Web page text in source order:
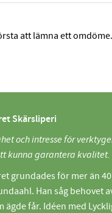
att lämna ett omdöme.
Skärsliperi
och intresse för
kunna garantera kvalitet.
grundades för mer än
Han såg behovet
ägde får. Idéen med